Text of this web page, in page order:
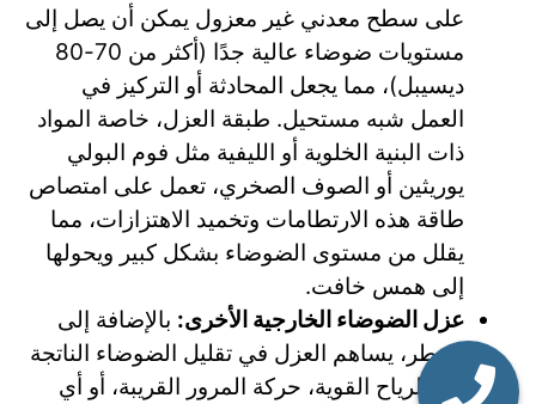
على سطح معدني غير معزول يمكن أن يصل إلى
مستويات ضوضاء عالية جدًا (أكثر من 70-80
ديسيبل)، مما يجعل المحادثة أو التركيز في
العمل شبه مستحيل. طبقة العزل، خاصة المواد
ذات البنية الخلوية أو الليفية مثل فوم البولي
يوريثين أو الصوف الصخري، تعمل على امتصاص
طاقة هذه الارتطامات وتخميد الاهتزازات، مما
يقلل من مستوى الضوضاء بشكل كبير ويحولها
إلى همس خافت.
عزل الضوضاء الخارجية الأخرى: بالإضافة إلى
المطر، يساهم العزل في تقليل الضوضاء الناتجة
عن الرياح القوية، حركة المرور القريبة، أو أي